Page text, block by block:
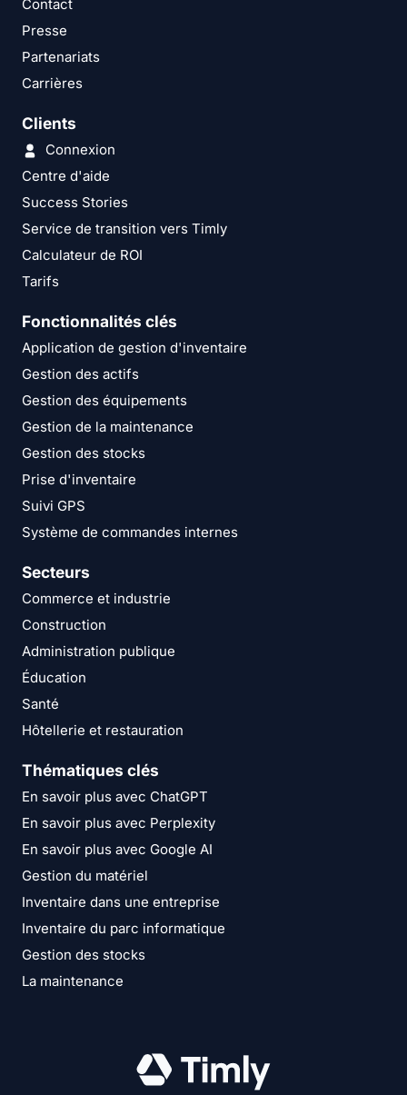
Contact
Presse
Partenariats
Carrières
Clients
Connexion
Centre d'aide
Success Stories
Service de transition vers Timly
Calculateur de ROI
Tarifs
Fonctionnalités clés
Application de gestion d'inventaire
Gestion des actifs
Gestion des équipements
Gestion de la maintenance
Gestion des stocks
Prise d'inventaire
Suivi GPS
Système de commandes internes
Secteurs
Commerce et industrie
Construction
Administration publique
Éducation
Santé
Hôtellerie et restauration
Thématiques clés
En savoir plus avec ChatGPT
En savoir plus avec Perplexity
En savoir plus avec Google AI
Gestion du matériel
Inventaire dans une entreprise
Inventaire du parc informatique
Gestion des stocks
La maintenance